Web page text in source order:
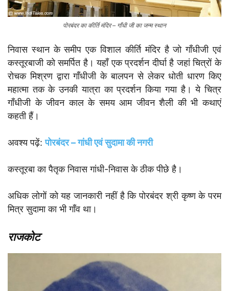
पोरबंदर का कीर्ति मंदिर – गाँधी जी का जन्म स्थान
निवास स्थान के समीप एक विशाल कीर्ति मंदिर है जो गाँधीजी एवं
कस्तूरबाजी को समर्पित है। यहाँ एक प्रदर्शन दीर्घा है जहां चित्रों के
रोचक मिश्रण द्वारा गाँधीजी के बालपन से लेकर धोती धारण किए
महात्मा तक के उनकी यात्रा का प्रदर्शन किया गया है। ये चित्र
गाँधीजी के जीवन काल के समय आम जीवन शैली की भी कथाएं
कहती हैं।
अवश्य पढ़ें:पोरबंदर – गांधी एवं सुदामा की नगरी
कस्तूरबा का पैतृक निवास गांधी-निवास के ठीक पीछे है।
अधिक लोगों को यह जानकारी नहीं है कि पोरबंदर श्री कृष्ण के परम
मित्र सुदामा का भी गाँव था।
राजकोट